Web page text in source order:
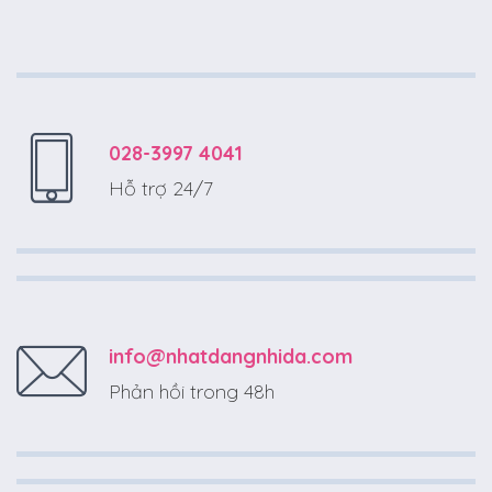
028-3997 4041
Hỗ trợ 24/7
info@nhatdangnhida.com
Phản hồi trong 48h